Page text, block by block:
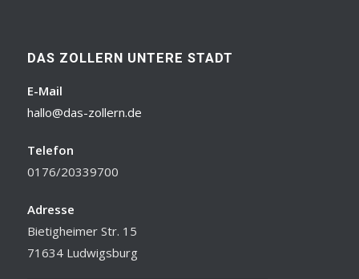
DAS ZOLLERN UNTERE STADT
E-Mail
hallo@das-zollern.de
Telefon
0176/20339700
Adresse
Bietigheimer Str. 15
71634 Ludwigsburg